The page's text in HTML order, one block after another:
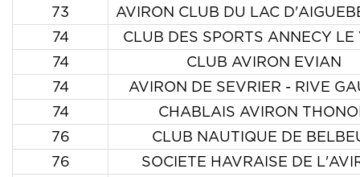
73
AVIRON CLUB DU LAC
74
CLUB DES SPORTS ANNECY LE
74
CLUB AVIRON EVIAN
74
AVIRON DE SEVRIER - RIVE
74
CHABLAIS AVIRON
76
CLUB NAUTIQUE DE
76
SOCIETE HAVRAISE DE